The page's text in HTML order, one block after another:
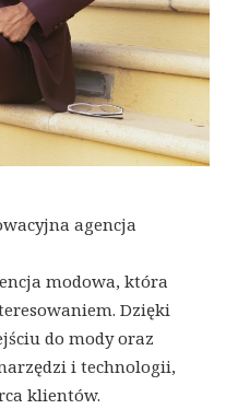
agencja
modowa, która
Dzięki
do mody oraz
i technologii,
klientów.